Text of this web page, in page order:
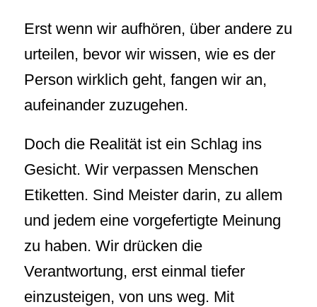
Erst wenn wir aufhören, über andere zu
urteilen, bevor wir wissen, wie es der
Person wirklich geht, fangen wir an,
aufeinander zuzugehen.
Doch die Realität ist ein Schlag ins
Gesicht. Wir verpassen Menschen
Etiketten. Sind Meister darin, zu allem
und jedem eine vorgefertigte Meinung
zu haben. Wir drücken die
Verantwortung, erst einmal tiefer
einzusteigen, von uns weg. Mit